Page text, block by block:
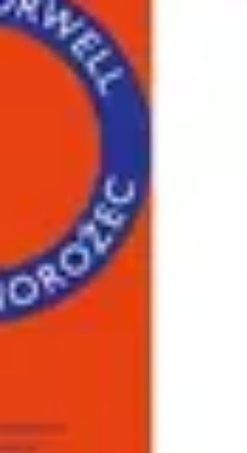
PromocjeTrendy i